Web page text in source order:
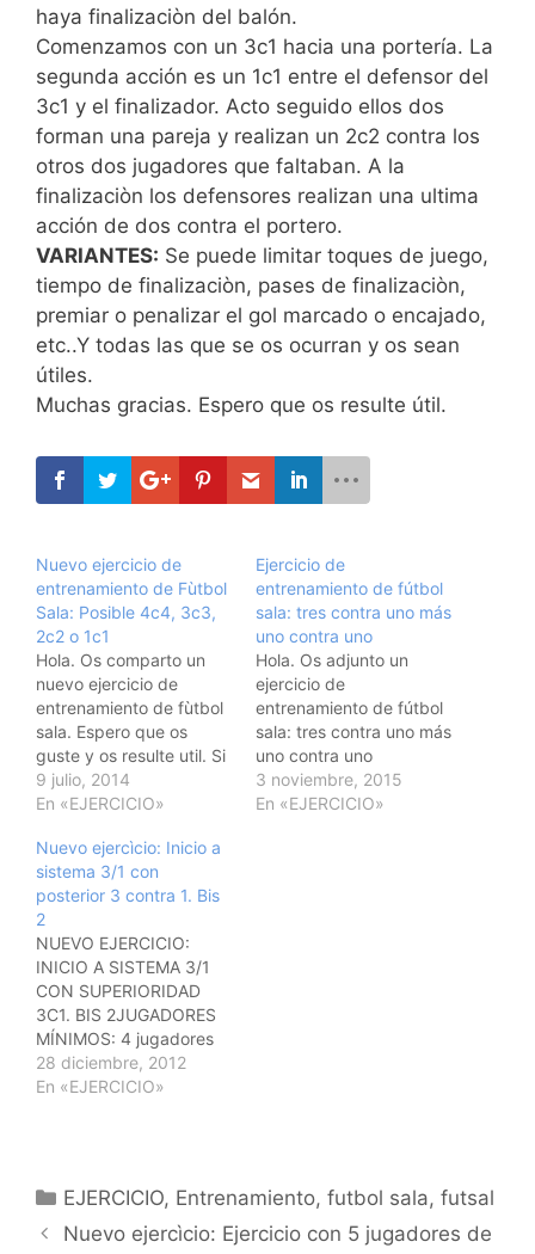
haya finalizaciòn del balón.
Comenzamos con un 3c1 hacia una portería. La
segunda acción es un 1c1 entre el defensor del
3c1 y el finalizador. Acto seguido ellos dos
forman una pareja y realizan un 2c2 contra los
otros dos jugadores que faltaban. A la
finalizaciòn los defensores realizan una ultima
acción de dos contra el portero.
VARIANTES: Se puede limitar toques de juego,
tiempo de finalizaciòn, pases de finalizaciòn,
premiar o penalizar el gol marcado o encajado,
etc..Y todas las que se os ocurran y os sean
útiles.
Muchas gracias. Espero que os resulte útil.
Nuevo ejercicio de
entrenamiento de Fùtbol
Sala: Posible 4c4, 3c3,
2c2 o 1c1
Hola. Os comparto un
nuevo ejercicio de
entrenamiento de fùtbol
sala. Espero que os
guste y os resulte util. Si
queréis contactar ya
sabéis:
Un saludo. @vallefutsal.
Nuevo ejercicio de
entrenamiento de Fùtbol
Sala: Posible 4c4, 3c3,
2c2 o 1c1 JUGADORES
MÍNIMOS: 8 jugadores
de campo y 2 porteros…
9 julio, 2014
En «EJERCICIO»
Ejercicio de
entrenamiento de fútbol
sala: tres contra uno más
uno contra uno
Hola. Os adjunto un
ejercicio de
entrenamiento de fútbol
sala: tres contra uno más
uno contra uno
EJERCICIO: 3C1+1C1
ESPACIO: Campo de
3 noviembre, 2015
En «EJERCICIO»
Nuevo ejercìcio: Inicio a
sistema 3/1 con
posterior 3 contra 1. Bis
2
NUEVO EJERCICIO:
INICIO A SISTEMA 3/1
CON SUPERIORIDAD
3C1. BIS 2JUGADORES
MÍNIMOS: 4 jugadores
de campo y 1
portero.TIEMPO: 6/8
Inicio al sistema de 3/1
con Pivot, superioridad
28 diciembre, 2012
En «EJERCICIO»
Categorías
EJERCICIO, Entrenamiento,futbol sala,futsal
Navegación
Nuevo ejercìcio: Ejercicio con 5 jugadores de